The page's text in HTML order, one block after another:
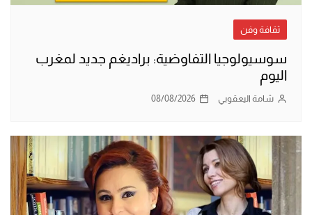
ثقافة وفن
سوسيولوجيا التفاوضية: براديغم جديد لمغرب
اليوم
شامة اليعقوبي 08/08/2026